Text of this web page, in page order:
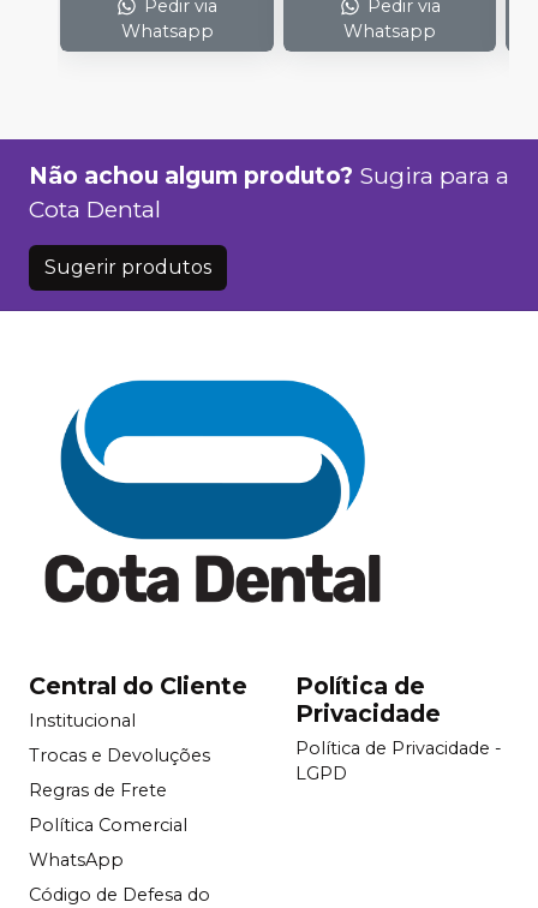
Pedir via
Whatsapp
Pedir via
Whatsapp
Não achou algum produto? Sugira para a
Cota Dental
Sugerir produtos
Central do Cliente
Institucional
Trocas e Devoluções
Regras de Frete
Política Comercial
WhatsApp
Código de Defesa do
Política de
Privacidade
Política de Privacidade -
LGPD